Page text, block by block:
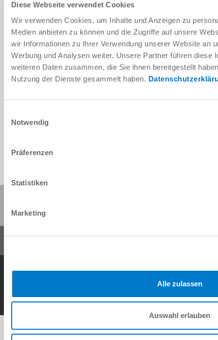
Diese Webseite verwendet Cookies
Wir verwenden Cookies, um Inhalte und Anzeigen zu
Medien anbieten zu können und die Zugriffe auf unsere
wir Informationen zu Ihrer Verwendung unserer Website an
Werbung und Analysen weiter. Unsere Partner führen diese
weiteren Daten zusammen, die Sie ihnen bereitgestellt
Nutzung der Dienste gesammelt haben.
Notwendig
Präferenzen
Statistiken
Marketing
Alle zulassen
Auswahl erlauben
instructions
Download